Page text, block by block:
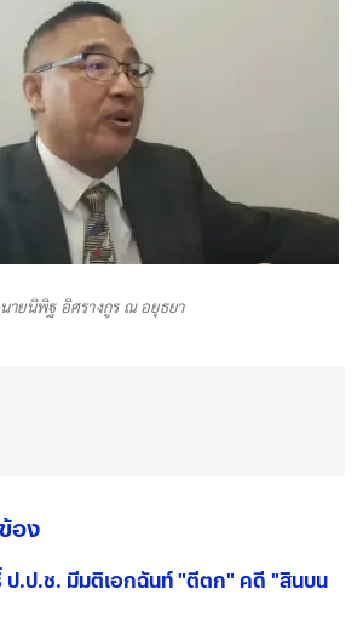
นายนิพิฐ อิศรางกูร ณ อยุธยา
อง
ป.ป.ช. มีมติเอกฉันท์ "ตีตก" คดี "สินบน